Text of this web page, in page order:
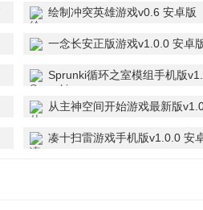
绘制冲突英雄游戏v0.6 安卓版
一念长安正版游戏v1.0.0 安卓
Sprunki循环之室模组手机版
从主神空间开始游戏最新版
凑十扫雷游戏手机版v1.0.0 安